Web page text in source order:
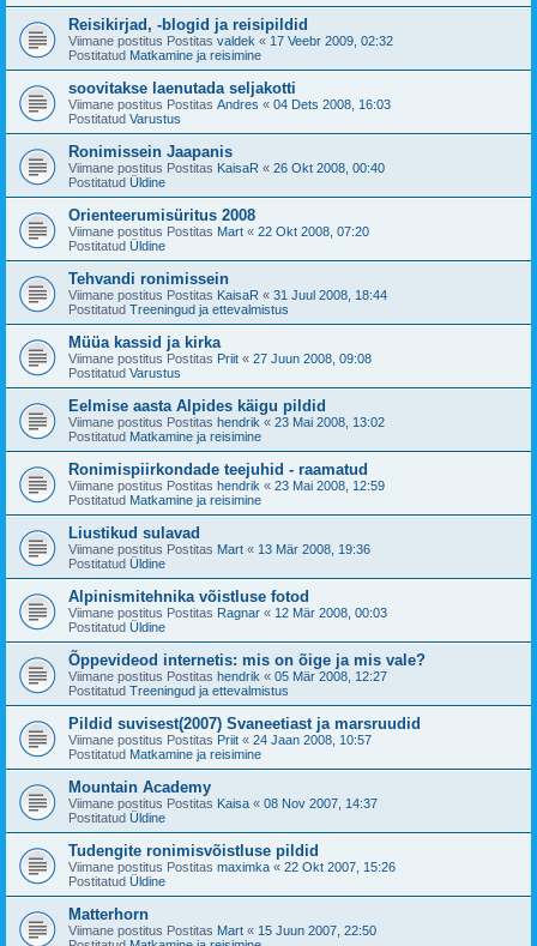
Reisikirjad, -blogid ja reisipildid
Viimane postitus Postitas valdek « 17 Veebr 2009, 02:32
Postitatud Matkamine ja reisimine
soovitakse laenutada seljakotti
Viimane postitus Postitas Andres « 04 Dets 2008, 16:03
Postitatud Varustus
Ronimissein Jaapanis
Viimane postitus Postitas KaisaR « 26 Okt 2008, 00:40
Postitatud Üldine
Orienteerumisüritus 2008
Viimane postitus Postitas Mart « 22 Okt 2008, 07:20
Postitatud Üldine
Tehvandi ronimissein
Viimane postitus Postitas KaisaR « 31 Juul 2008, 18:44
Postitatud Treeningud ja ettevalmistus
Müüa kassid ja kirka
Viimane postitus Postitas Priit « 27 Juun 2008, 09:08
Postitatud Varustus
Eelmise aasta Alpides käigu pildid
Viimane postitus Postitas hendrik « 23 Mai 2008, 13:02
Postitatud Matkamine ja reisimine
Ronimispiirkondade teejuhid - raamatud
Viimane postitus Postitas hendrik « 23 Mai 2008, 12:59
Postitatud Matkamine ja reisimine
Liustikud sulavad
Viimane postitus Postitas Mart « 13 Mär 2008, 19:36
Postitatud Üldine
Alpinismitehnika võistluse fotod
Viimane postitus Postitas Ragnar « 12 Mär 2008, 00:03
Postitatud Üldine
Õppevideod internetis: mis on õige ja mis vale?
Viimane postitus Postitas hendrik « 05 Mär 2008, 12:27
Postitatud Treeningud ja ettevalmistus
Pildid suvisest(2007) Svaneetiast ja marsruudid
Viimane postitus Postitas Priit « 24 Jaan 2008, 10:57
Postitatud Matkamine ja reisimine
Mountain Academy
Viimane postitus Postitas Kaisa « 08 Nov 2007, 14:37
Postitatud Üldine
Tudengite ronimisvõistluse pildid
Viimane postitus Postitas maximka « 22 Okt 2007, 15:26
Postitatud Üldine
Matterhorn
Viimane postitus Postitas Mart « 15 Juun 2007, 22:50